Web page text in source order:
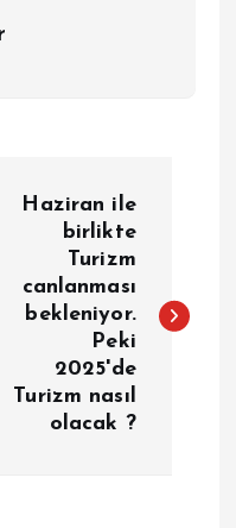
Haziran ile
birlikte
Turizm
canlanması
bekleniyor.
Peki
2025'de
Turizm nasıl
olacak ?